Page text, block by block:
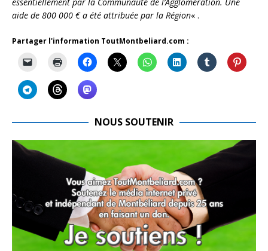
aide de 800 000 € a été attribuée par la Région« .
Partager l'information ToutMontbeliard.com :
NOUS SOUTENIR